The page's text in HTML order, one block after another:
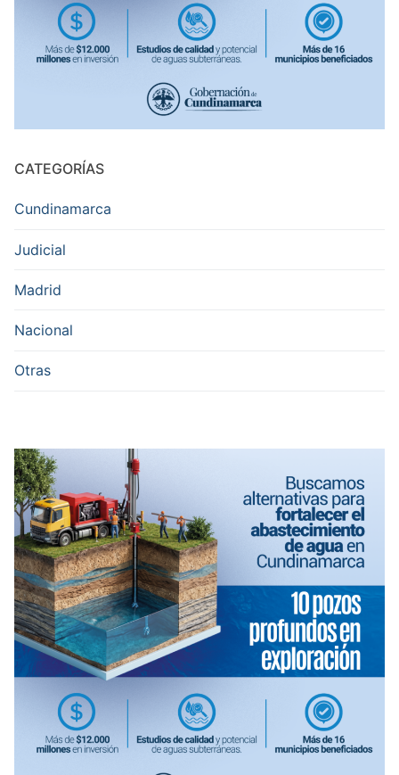
CATEGORÍAS
Cundinamarca
Judicial
Madrid
Nacional
Otras